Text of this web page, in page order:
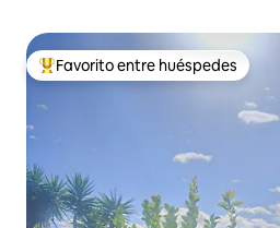
Favorito entre huéspedes preferido
Favorito entre huéspedes